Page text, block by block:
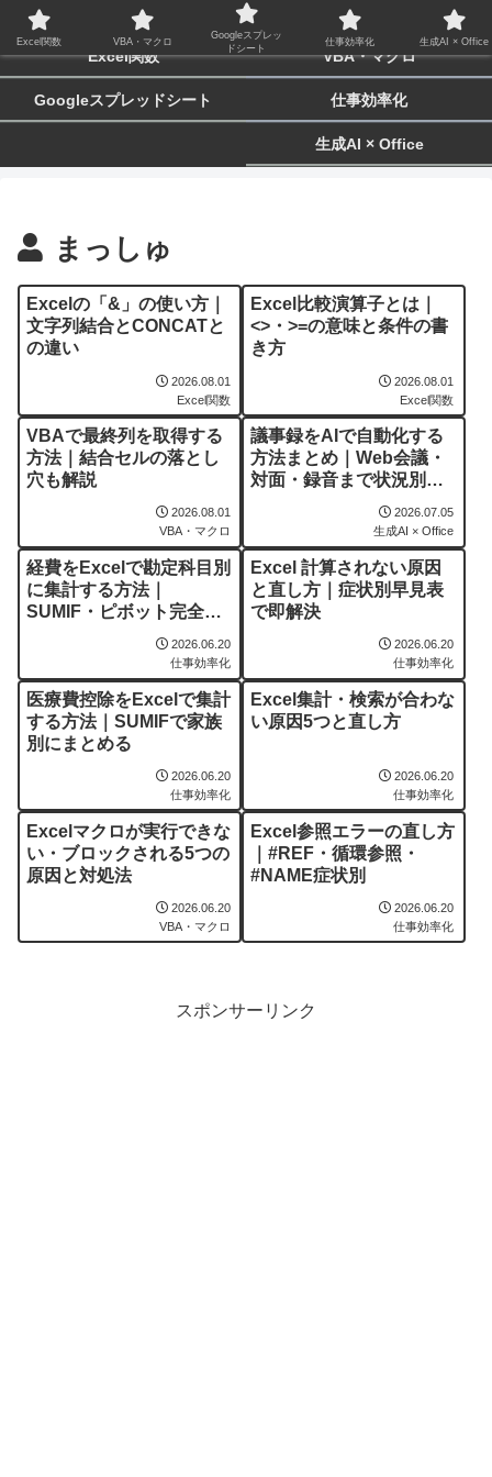
biz-tactics
Excel関数 VBA・マクロ
Googleスプレッドシート 仕事効率化
生成AI × Office
まっしゅ
Excelの「&」の使い方｜
文字列結合とCONCATと
の違い
2026.08.01
Excel関数
Excel比較演算子とは｜
<>・>=の意味と条件の書
き方
2026.08.01
Excel関数
VBAで最終列を取得する
方法｜結合セルの落とし
穴も解説
2026.08.01
VBA・マクロ
議事録をAIで自動化する
方法まとめ｜Web会議・
対面・録音まで状況別に
2026.07.05
生成AI × Office
経費をExcelで勘定科目別
に集計する方法｜
SUMIF・ピボット完全ガ
2026.06.20
仕事効率化
Excel 計算されない原因
と直し方｜症状別早見表
で即解決
2026.06.20
仕事効率化
医療費控除をExcelで集計
する方法｜SUMIFで家族
別にまとめる
2026.06.20
仕事効率化
Excel集計・検索が合わな
い原因5つと直し方
2026.06.20
仕事効率化
Excelマクロが実行できな
い・ブロックされる5つの
原因と対処法
2026.06.20
VBA・マクロ
Excel参照エラーの直し方
｜#REF・循環参照・
#NAME症状別
2026.06.20
仕事効率化
スポンサーリンク
Excel関数 VBA・マクロ
Googleスプレッ
ドシート
仕事効率化 生成AI × Office